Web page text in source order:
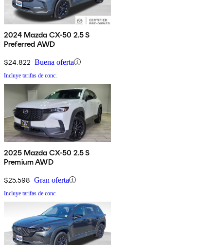
2024 Mazda CX-50 2.5 S
Preferred AWD
$24,822 Buena oferta
Incluye tarifas de conc.
2025 Mazda CX-50 2.5 S
Premium AWD
$25,598 Gran oferta
Incluye tarifas de conc.